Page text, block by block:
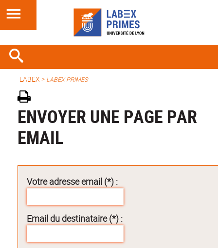
LABEX > LABEX PRIMES
ENVOYER UNE PAGE PAR
EMAIL
Votre adresse email (*) :
Email du destinataire (*) :